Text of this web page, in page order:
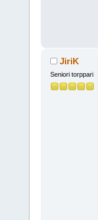
JiriK
Seniori torppari